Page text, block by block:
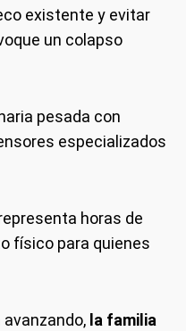
existente y evitar
un colapso
pesada con
especializados
horas de
físico para quienes
la familia